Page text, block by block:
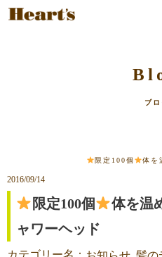
ブ
限定100個
体を
2016/09/14
限定100個
体を温
ャワーヘッド
カテゴリー名： ,